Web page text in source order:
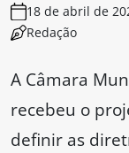
18 de abril de
Redação
A Câmara
recebeu o
definir as